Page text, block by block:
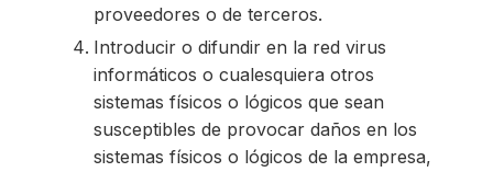
proveedores o de terceros.
Introducir o difundir en la red virus
informáticos o cualesquiera otros
sistemas físicos o lógicos que sean
susceptibles de provocar daños en los
sistemas físicos o lógicos de la empresa,